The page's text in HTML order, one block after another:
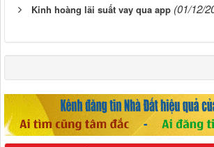
Kinh hoàng lãi suất vay qua app (01/12/